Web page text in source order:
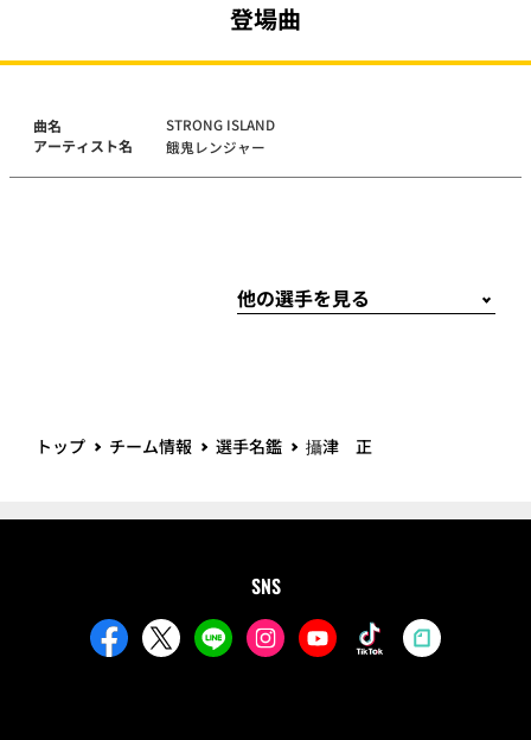
登場曲
曲名
アーティスト名
STRONG ISLAND
餓鬼レンジャー
トップ チーム情報 選手名鑑 攝津 正
SNS